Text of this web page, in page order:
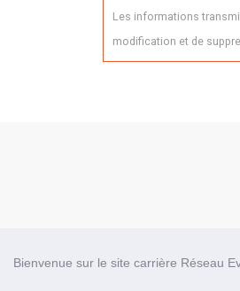
Bienvenue sur le site carrière Réseau
Les informations
modification et de